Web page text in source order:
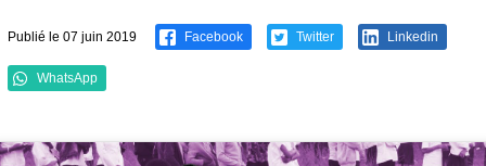
Publié le 07 juin 2019 Facebook Twitter Linkedin
WhatsApp